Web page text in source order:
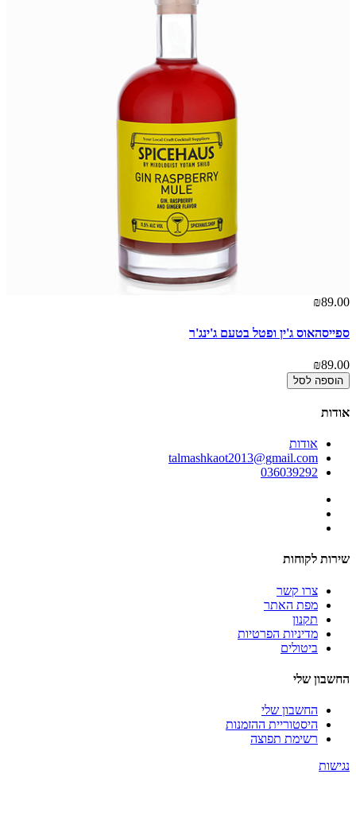
₪89.00
ספייסהאוס ג'ין ופטל בטעם ג'ינג'ר
₪89.00
הוספה לסל
אודות
אודות
talmashkaot2013@gmail.com
036039292
שירות לקוחות
צרו קשר
מפת האתר
תקנון
מדיניות הפרטיות
ביטולים
החשבון שלי
החשבון שלי
היסטוריית ההזמנות
רשימת תפוצה
נגישות